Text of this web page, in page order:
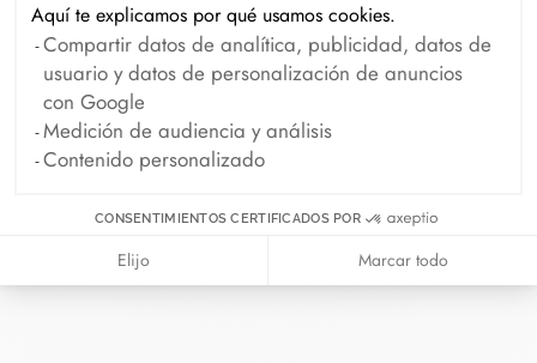
En dinh van llevamos desde 1965
esculpiendo joyas iconoclastas para
que todo el mundo las lleve a
Aquí te explicamos por qué usamos cookies.
Compartir datos de analítica, publicidad, datos de
usuario y datos de personalización de anuncios
con Google
Medición de audiencia y análisis
Contenido personalizado
CONSENTIMIENTOS CERTIFICADOS POR
Elijo Marcar todo